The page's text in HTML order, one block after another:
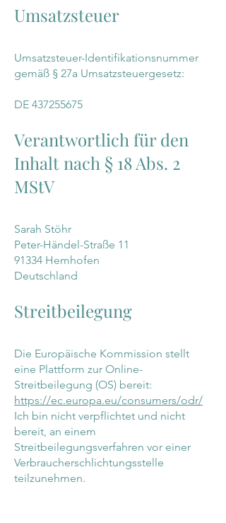
Umsatzsteuer
Umsatzsteuer-Identifikationsnummer
gemäß § 27a Umsatzsteuergesetz:
DE 437255675
Verantwortlich für den
Inhalt nach § 18 Abs. 2
MStV
Sarah Stöhr
Peter-Händel-Straße 11
91334 Hemhofen
Deutschland
Streitbeilegung
Die Europäische Kommission stellt
eine Plattform zur Online-
Streitbeilegung (OS) bereit:
https://ec.europa.eu/consumers/odr/
Ich bin nicht verpflichtet und nicht
bereit, an einem
Streitbeilegungsverfahren vor einer
Verbraucherschlichtungsstelle
teilzunehmen.